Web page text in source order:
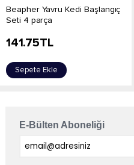
Beapher Yavru Kedi Başlangıç
Seti 4 parça
141.75TL
Sepete Ekle
E-Bülten Aboneliği